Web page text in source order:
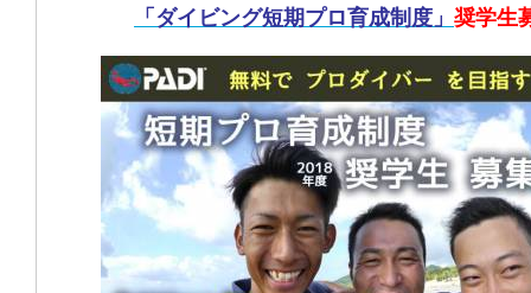
「ダイビング短期プロ育成制度」 奨学生